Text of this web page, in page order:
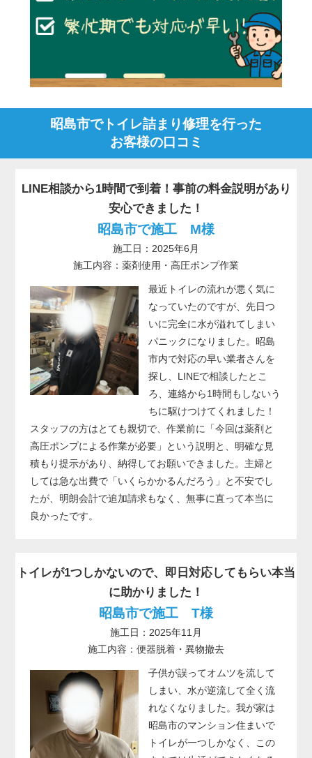
昭島市でトイレ詰まり修理を行った
お客様の口コミ
LINE相談から1時間で到着！事前の料金説明があり
安心できました！
昭島市で施工 M様
施工日：2025年6月
施工内容：薬剤使用・高圧ポンプ作業
最近トイレの流れが悪く気に
なっていたのですが、先日つ
いに完全に水が溢れてしまい
パニックになりました。昭島
市内で対応の早い業者さんを
探し、LINEで相談したとこ
ろ、連絡から1時間もしないう
ちに駆けつけてくれました！
スタッフの方はとても親切で、作業前に「今回は薬剤と
高圧ポンプによる作業が必要」という説明と、明確な見
積もり提示があり、納得してお願いできました。主婦と
しては急な出費で「いくらかかるんだろう」と不安でし
たが、明朗会計で追加請求もなく、無事に直って本当に
良かったです。
トイレが1つしかないので、即日対応してもらい本当
に助かりました！
昭島市で施工 T様
施工日：2025年11月
施工内容：便器脱着・異物撤去
子供が誤ってオムツを流して
しまい、水が逆流して全く流
れなくなりました。我が家は
昭島市のマンション住まいで
トイレが一つしかなく、この